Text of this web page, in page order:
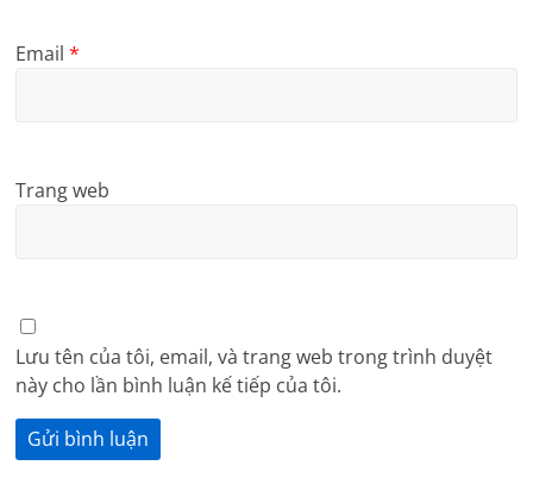
Email*
Trang web
Lưu tên của tôi, email, và trang web trong trình duyệt
này cho lần bình luận kế tiếp của tôi.